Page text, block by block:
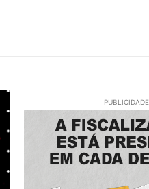
PUBLICIDADE